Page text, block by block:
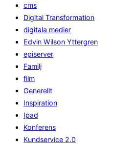
cms
Digital Transformation
digitala medier
Edvin Wilson Yttergren
episerver
Familj
film
Generellt
Inspiration
Ipad
Konferens
Kundservice 2.0